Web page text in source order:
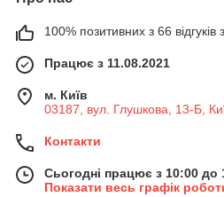
100% позитивних з 66 відгуків
Працює з 11.08.2021
м. Київ
03187, вул. Глушкова, 13-Б,
Контакти
Сьогодні працює з 10:00 до
Показати весь графік